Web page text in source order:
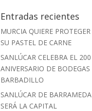
Entradas recientes
MURCIA QUIERE PROTEGER
SU PASTEL DE CARNE
SANLÚCAR CELEBRA EL 200
ANIVERSARIO DE BODEGAS
BARBADILLO
SANLÚCAR DE BARRAMEDA
SERÁ LA CAPITAL